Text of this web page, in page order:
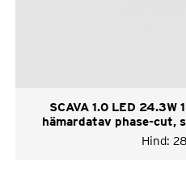
SCAVA 1.0 LED
hämardatav phase-cut,
Hind: